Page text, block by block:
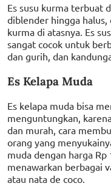
Es susu kurma terbuat
diblender hingga halus,
kurma di atasnya. Es
sangat cocok untuk
dan gurih, dan
Es Kelapa Muda
Es kelapa muda bisa
menguntungkan,
dan murah, cara
orang yang
muda dengan harga
menawarkan berbagai
atau nata de coco.